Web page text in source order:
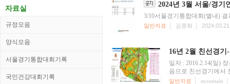
자료실
규정모음
양식모음
서울경기통합대회기록
국민건강대회기록
2024년 3월 서울/경기
3/10서울경기통합대회(별내)
일반자료 김종화
16년 2월 친선경기
일자 : 2016.2.14(일)
음으로 친선경기에서
일반자료 mountain